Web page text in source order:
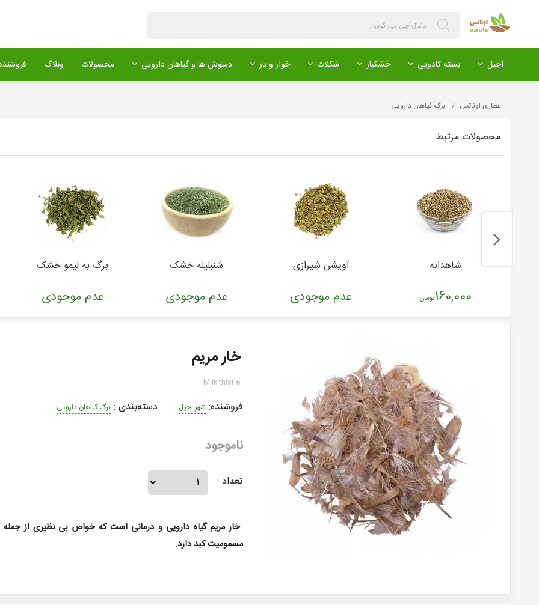
آجیل بسته کادویی خشکبار شکلات خوار و بار دمنوش ها و گیاهان دارویی محصولات وبلاگ
عطاری اوناتس برگ گیاهان دارویی
محصولات مرتبط
شاهدانه
160,000تومان
آویشن شیرازی
عدم موجودی
شنبلیله خشک
عدم موجودی
برگ به لیمو خشک
عدم موجودی
خار مریم
Milk thistle
فروشنده: شهر آجیل دسته‌بندی : برگ گیاهان دارویی
ناموجود
تعداد :
خار مریم گیاه دارویی و درمانی است که خواص بی نظیری از جمله
مسمومیت کبد دارد.